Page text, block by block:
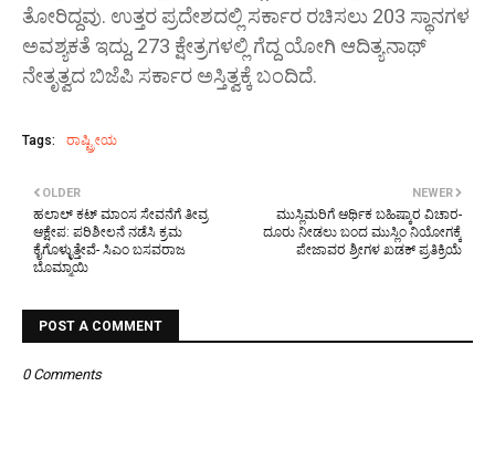
ತೋರಿದ್ದವು. ಉತ್ತರ ಪ್ರದೇಶದಲ್ಲಿ ಸರ್ಕಾರ ರಚಿಸಲು 203 ಸ್ಥಾನಗಳ
ಅವಶ್ಯಕತೆ ಇದ್ದು, 273 ಕ್ಷೇತ್ರಗಳಲ್ಲಿ ಗೆದ್ದ ಯೋಗಿ ಆದಿತ್ಯನಾಥ್‌
ನೇತೃತ್ವದ ಬಿಜೆಪಿ ಸರ್ಕಾರ ಅಸ್ತಿತ್ವಕ್ಕೆ ಬಂದಿದೆ.
Tags: ರಾಷ್ಟ್ರೀಯ
NEWER
ಮುಸ್ಲಿಮರಿಗೆ ಆರ್ಥಿಕ ಬಹಿಷ್ಕಾರ ವಿಚಾರ-
ದೂರು ನೀಡಲು ಬಂದ ಮುಸ್ಲಿಂ ನಿಯೋಗಕ್ಕೆ
ಪೇಜಾವರ ಶ್ರೀಗಳ ಖಡಕ್ ಪ್ರತಿಕ್ರಿಯೆ
OLDER
ಹಲಾಲ್ ಕಟ್ ಮಾಂಸ ಸೇವನೆಗೆ ತೀವ್ರ
ಆಕ್ಷೇಪ: ಪರಿಶೀಲನೆ ನಡೆಸಿ ಕ್ರಮ
ಕೈಗೊಳ್ಳುತ್ತೇವೆ- ಸಿಎಂ ಬಸವರಾಜ
ಬೊಮ್ಮಾಯಿ
POST A COMMENT
0 Comments